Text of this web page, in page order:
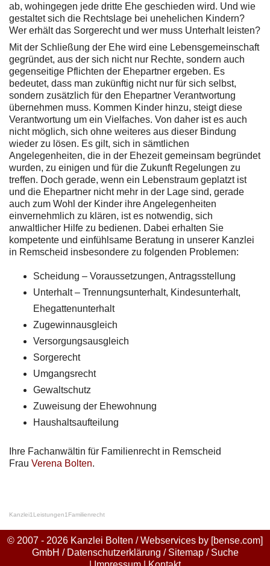
ab, wohingegen jede dritte Ehe geschieden wird. Und wie
gestaltet sich die Rechtslage bei unehelichen Kindern?
Wer erhält das Sorgerecht und wer muss Unterhalt leisten?
Mit der Schließung der Ehe wird eine Lebensgemeinschaft
gegründet, aus der sich nicht nur Rechte, sondern auch
gegenseitige Pflichten der Ehepartner ergeben. Es
bedeutet, dass man zukünftig nicht nur für sich selbst,
sondern zusätzlich für den Ehepartner Verantwortung
übernehmen muss. Kommen Kinder hinzu, steigt diese
Verantwortung um ein Vielfaches. Von daher ist es auch
nicht möglich, sich ohne weiteres aus dieser Bindung
wieder zu lösen. Es gilt, sich in sämtlichen
Angelegenheiten, die in der Ehezeit gemeinsam begründet
wurden, zu einigen und für die Zukunft Regelungen zu
treffen. Doch gerade, wenn ein Lebenstraum geplatzt ist
und die Ehepartner nicht mehr in der Lage sind, gerade
auch zum Wohl der Kinder ihre Angelegenheiten
einvernehmlich zu klären, ist es notwendig, sich
anwaltlicher Hilfe zu bedienen. Dabei erhalten Sie
kompetente und einfühlsame Beratung in unserer Kanzlei
in Remscheid insbesondere zu folgenden Problemen:
Scheidung – Voraussetzungen, Antragsstellung
Unterhalt – Trennungsunterhalt, Kindesunterhalt,
Ehegattenunterhalt
Zugewinnausgleich
Versorgungsausgleich
Sorgerecht
Umgangsrecht
Gewaltschutz
Zuweisung der Ehewohnung
Haushaltsaufteilung
Ihre Fachanwältin für Familienrecht in Remscheid
Frau Verena Bolten.
Kanzlei1 Leistungen1 Familienrecht
© 2007 - 2026 Kanzlei Bolten / Webservices by [bense.com]
GmbH / Datenschutzerklärung / Sitemap/ Suche